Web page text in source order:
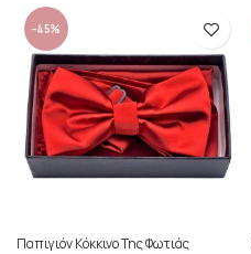
-45%
Παπιγιόν Κόκκινο Της Φωτιάς